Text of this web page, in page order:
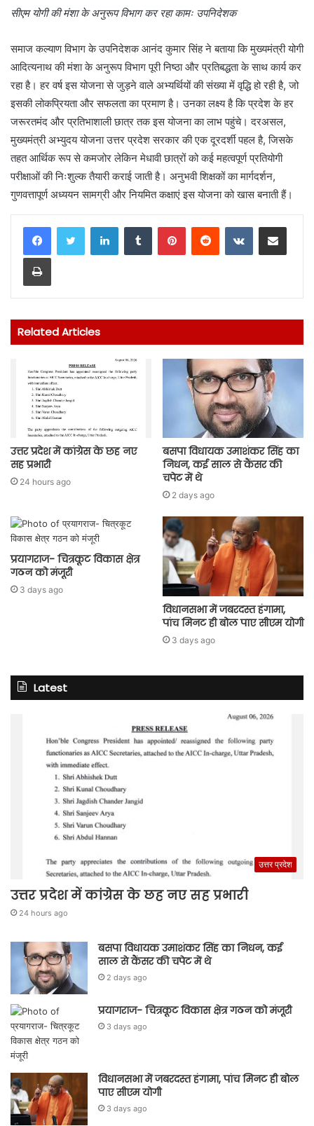
सीएम योगी की मंशा के अनुरूप विभाग कर रहा कामः उपनिदेशक
समाज कल्याण विभाग के उपनिदेशक आनंद कुमार सिंह ने बताया कि मुख्यमंत्री योगी
आदित्यनाथ की मंशा के अनुरूप विभाग पूरी निष्ठा और प्रतिबद्धता के साथ कार्य कर
रहा है। हर वर्ष इस योजना से जुड़ने वाले अभ्यर्थियों की संख्या में वृद्धि हो रही है, जो
इसकी लोकप्रियता और सफलता का प्रमाण है। उनका लक्ष्य है कि प्रदेश के हर
जरूरतमंद और प्रतिभाशाली छात्र तक इस योजना का लाभ पहुंचे। दरअसल,
मुख्यमंत्री अभ्युदय योजना उत्तर प्रदेश सरकार की एक दूरदर्शी पहल है, जिसके
तहत आर्थिक रूप से कमजोर लेकिन मेधावी छात्रों को कई महत्वपूर्ण प्रतियोगी
परीक्षाओं की निःशुल्क तैयारी कराई जाती है। अनुभवी शिक्षकों का मार्गदर्शन,
गुणवत्तापूर्ण अध्ययन सामग्री और नियमित कक्षाएं इस योजना को खास बनाती हैं।
LinkedInTumblr PinterestReddit VKontakteShare via Email
Print
Related Articles
उत्तर प्रदेश में कांग्रेस के छह नए
सह प्रभारी
24 hours ago
बसपा विधायक उमाशंकर सिंह का
निधन, कई साल से कैंसर की
चपेट में थे
2 days ago
प्रयागराज- चित्रकूट विकास क्षेत्र
गठन को मंजूरी
3 days ago
विधानसभा में जबरदस्त हंगामा,
पांच मिनट ही बोल पाए सीएम योगी
3 days ago
Latest
उत्तर प्रदेश
उत्तर प्रदेश में कांग्रेस के छह नए सह प्रभारी
24 hours ago
बसपा विधायक उमाशंकर सिंह का निधन, कई
साल से कैंसर की चपेट में थे
2 days ago
प्रयागराज- चित्रकूट विकास क्षेत्र गठन को मंजूरी
3 days ago
विधानसभा में जबरदस्त हंगामा, पांच मिनट ही बोल
पाए सीएम योगी
3 days ago